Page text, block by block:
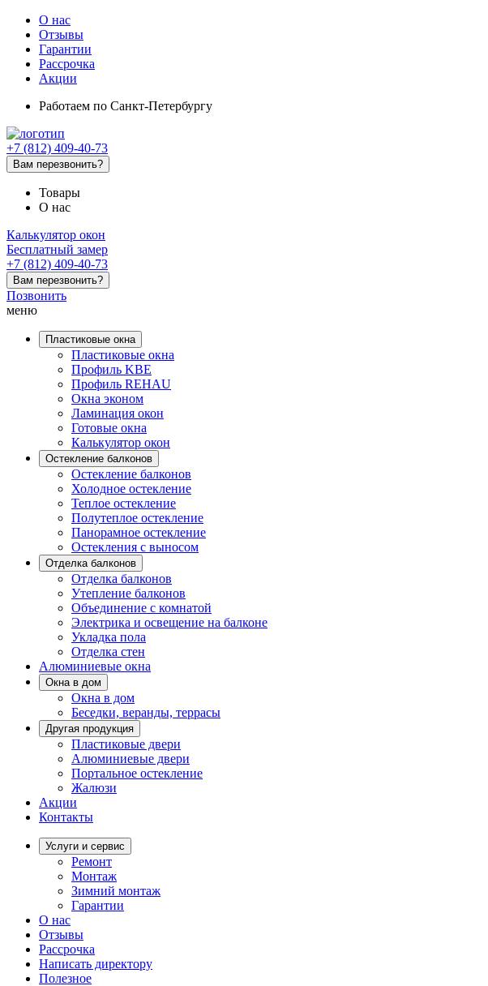
О нас
Отзывы
Гарантии
Рассрочка
Акции
Работаем по Санкт-Петербургу
+7 (812) 409-40-73
Вам перезвонить?
Товары
О нас
Калькулятор окон
Бесплатный замер
+7 (812) 409-40-73
Вам перезвонить?
Позвонить
меню
Пластиковые окна
Пластиковые окна
Профиль KBE
Профиль REHAU
Окна эконом
Ламинация окон
Готовые окна
Калькулятор окон
Остекление балконов
Остекление балконов
Холодное остекление
Теплое остекление
Полутеплое остекление
Панорамное остекление
Остекления с выносом
Отделка балконов
Отделка балконов
Утепление балконов
Объединение с комнатой
Электрика и освещение на балконе
Укладка пола
Отделка стен
Алюминиевые окна
Окна в дом
Окна в дом
Беседки, веранды, террасы
Другая продукция
Пластиковые двери
Алюминиевые двери
Портальное остекление
Жалюзи
Акции
Контакты
Услуги и сервис
Ремонт
Монтаж
Зимний монтаж
Гарантии
О нас
Отзывы
Рассрочка
Написать директору
Полезное